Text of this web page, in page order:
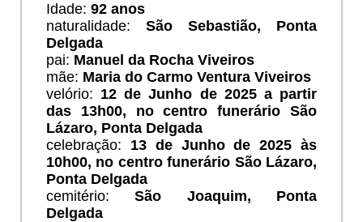
Idade: 92 anos
naturalidade: São Sebastião, Ponta
Delgada
pai: Manuel da Rocha Viveiros
mãe: Maria do Carmo Ventura Viveiros
velório: 12 de Junho de 2025 a partir
das 13h00, no centro funerário São
Lázaro, Ponta Delgada
celebração: 13 de Junho de 2025 às
10h00, no centro funerário São Lázaro,
Ponta Delgada
cemitério:São Joaquim, Ponta
Delgada